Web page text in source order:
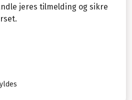
jeres tilmelding og sikre